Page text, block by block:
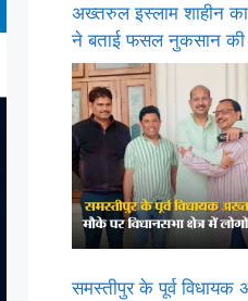
अख्तरुल इस्लाम शाहीन का
ने बताई फसल नुकसान की
समस्तीपुर के पूर्व विधायक